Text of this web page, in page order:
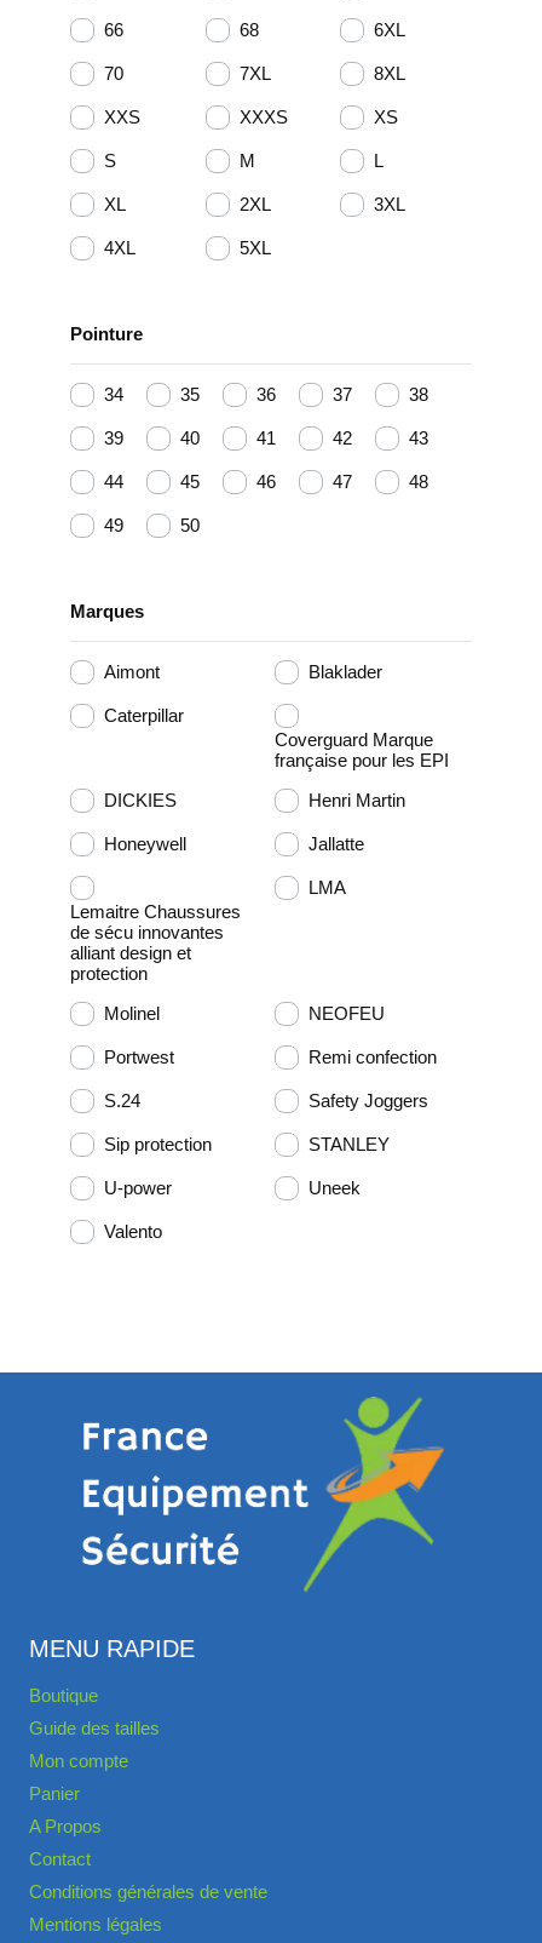
66 68 6XL
70 7XL 8XL
XXS XXXS XS
S M L
XL 2XL 3XL
4XL 5XL
Pointure
34 35 36 37 38
39 40 41 42 43
44 45 46 47 48
49 50
Marques
Aimont Blaklader
Caterpillar
Coverguard Marque
française pour les EPI
DICKIES
Henri Martin
Honeywell Jallatte
Lemaitre Chaussures
de sécu innovantes
alliant design et
protection
LMA
Molinel NEOFEU
Portwest Remi confection
S.24 Safety Joggers
Sip protection STANLEY
U-power Uneek
Valento
MENU RAPIDE
Boutique
Guide des tailles
Mon compte
Panier
A Propos
Contact
Conditions générales de vente
Mentions légales